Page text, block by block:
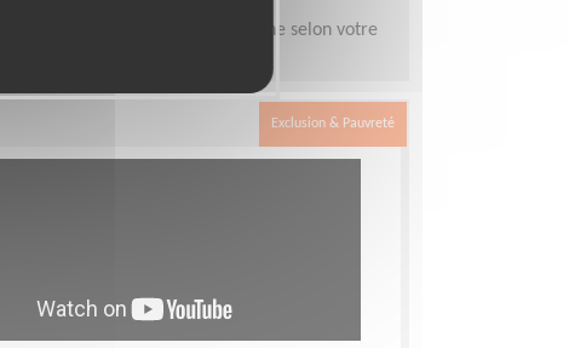
:
De 3 à 6h par semaine selon votre
Exclusion & Pauvreté